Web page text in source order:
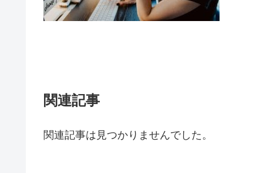
関連記事
関連記事は見つかりませんでした。